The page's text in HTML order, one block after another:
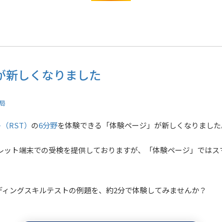
新しくなりました
RST） の6分野を体験できる「体験ページ」が新しくなりました
ット端末での受検を提供しておりますが、「体験ページ」では
ングスキルテストの例題を、約2分で体験してみませんか？